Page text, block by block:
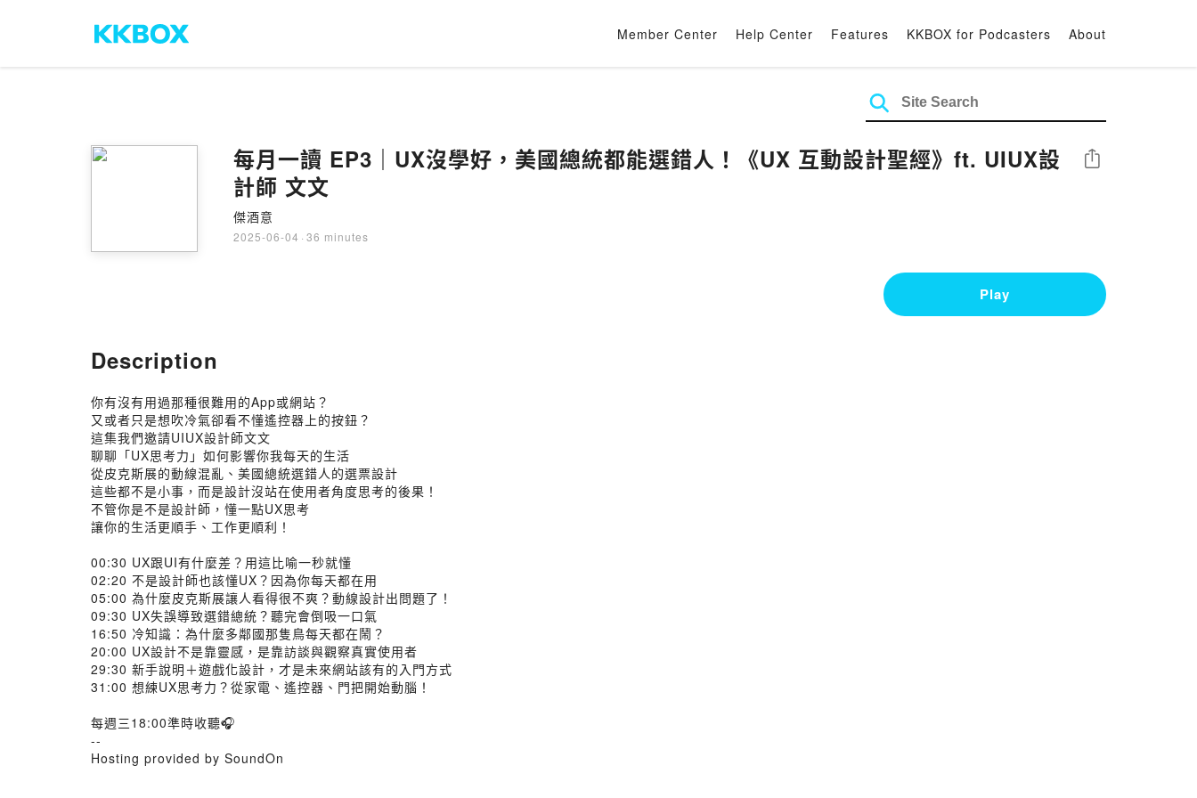
Member Center Help Center Features KKBOX for Podcasters About
每月一讀 EP3｜UX沒學好，美國總統都能選錯人！《UX 互動設計聖經》ft. UIUX設
計師 文文
傑酒意
2025-06-04 · 36 minutes
Share
Play
Description
你有沒有用過那種很難用的App或網站？
又或者只是想吹冷氣卻看不懂遙控器上的按鈕？
這集我們邀請UIUX設計師文文
聊聊「UX思考力」如何影響你我每天的生活
從皮克斯展的動線混亂、美國總統選錯人的選票設計
這些都不是小事，而是設計沒站在使用者角度思考的後果！
不管你是不是設計師，懂一點UX思考
讓你的生活更順手、工作更順利！
00:30 UX跟UI有什麼差？用這比喻一秒就懂
02:20 不是設計師也該懂UX？因為你每天都在用
05:00 為什麼皮克斯展讓人看得很不爽？動線設計出問題了！
09:30 UX失誤導致選錯總統？聽完會倒吸一口氣
16:50 冷知識：為什麼多鄰國那隻鳥每天都在鬧？
20:00 UX設計不是靠靈感，是靠訪談與觀察真實使用者
29:30 新手說明＋遊戲化設計，才是未來網站該有的入門方式
31:00 想練UX思考力？從家電、遙控器、門把開始動腦！
每週三18:00準時收聽🎧
--
Hosting provided by SoundOn